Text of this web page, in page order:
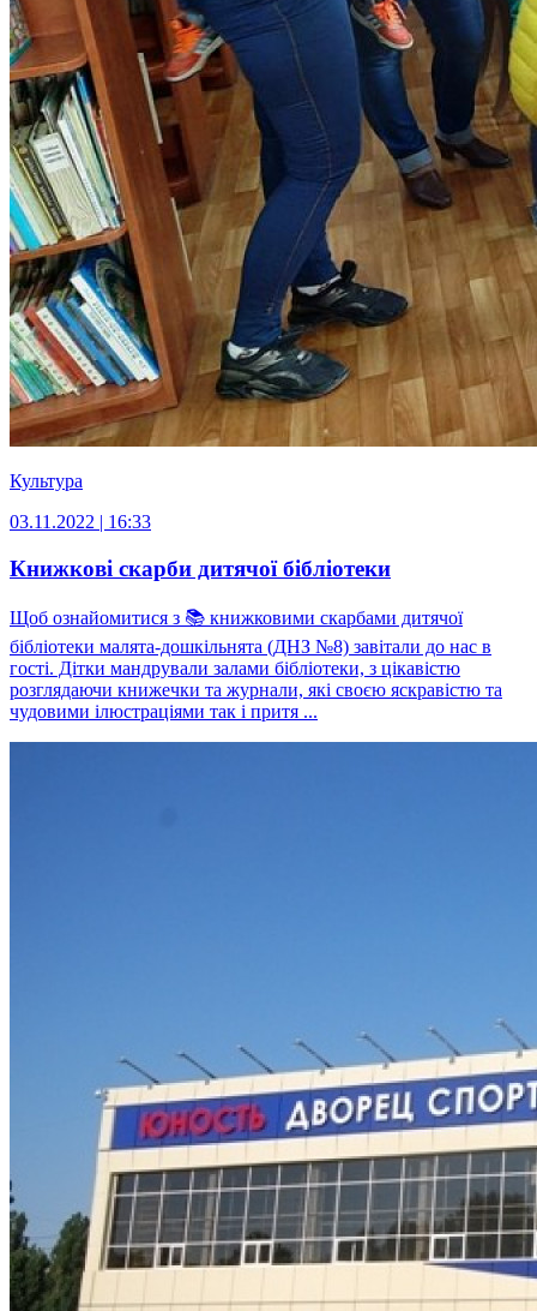
Культура
03.11.2022 | 16:33
Книжкові скарби дитячої бібліотеки
Щоб ознайомитися з 📚 книжковими скарбами дитячої
бібліотеки малята-дошкільнята (ДНЗ №8) завітали до нас в
гості. Дітки мандрували залами бібліотеки, з цікавістю
розглядаючи книжечки та журнали, які своєю яскравістю та
чудовими ілюстраціями так і притя ...